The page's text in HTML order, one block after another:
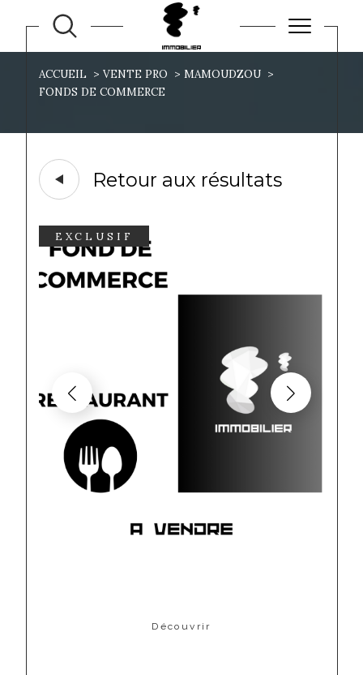
ACCUEIL VENTE PRO
MAMOUDZOU
FONDS DE COMMERCE
Retour aux résultats
EXCLUSIF
Découvrir